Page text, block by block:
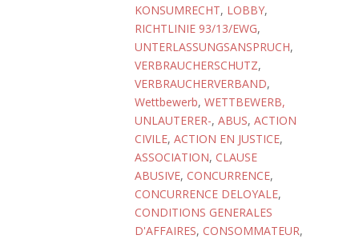
KONSUMRECHT, LOBBY,
RICHTLINIE 93/13/EWG,
UNTERLASSUNGSANSPRUCH,
VERBRAUCHERSCHUTZ,
VERBRAUCHERVERBAND,
Wettbewerb, WETTBEWERB,
UNLAUTERER-, ABUS, ACTION
CIVILE, ACTION EN JUSTICE,
ASSOCIATION, CLAUSE
ABUSIVE, CONCURRENCE,
CONCURRENCE DELOYALE,
CONDITIONS GENERALES
D'AFFAIRES, CONSOMMATEUR,